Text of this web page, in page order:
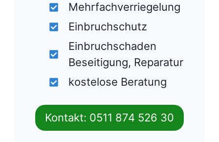
Mehrfachverriegelung
Einbruchschutz
Einbruchschaden
Beseitigung, Reparatur
kostelose Beratung
Kontakt: 0511 874 526 30